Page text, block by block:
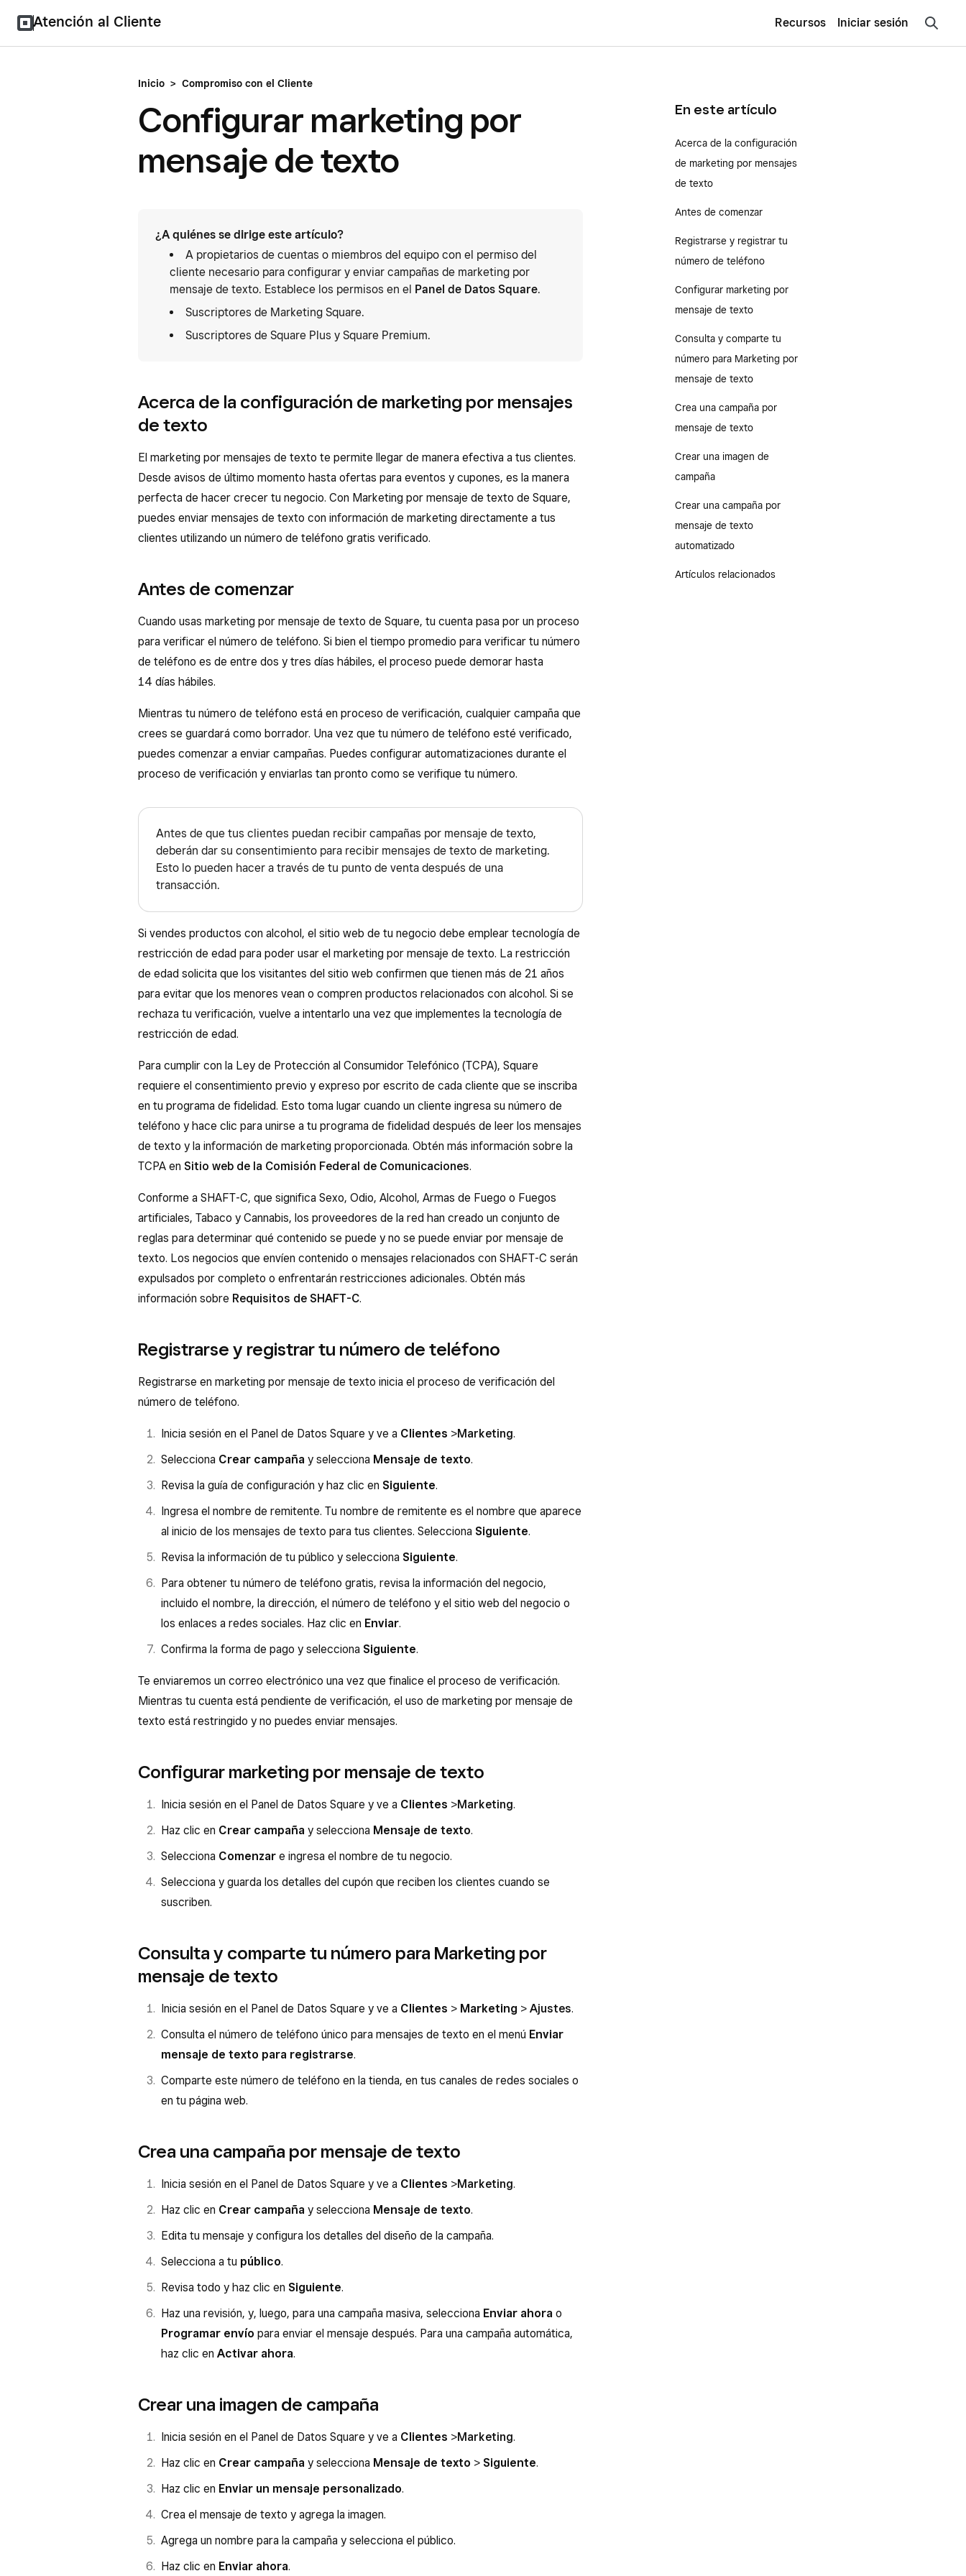
Atención al Cliente Recursos Iniciar sesión
Inicio > Compromiso con el Cliente
Configurar marketing por
mensaje de texto
¿A quiénes se dirige este artículo?
A propietarios de cuentas o miembros del equipo con el permiso del
cliente necesario para configurar y enviar campañas de marketing por
mensaje de texto. Establece los permisos en el Panel de Datos Square.
Suscriptores de Marketing Square.
Suscriptores de Square Plus y Square Premium.
Acerca de la configuración de marketing por mensajes
de texto
El marketing por mensajes de texto te permite llegar de manera efectiva a tus clientes.
Desde avisos de último momento hasta ofertas para eventos y cupones, es la manera
perfecta de hacer crecer tu negocio. Con Marketing por mensaje de texto de Square,
puedes enviar mensajes de texto con información de marketing directamente a tus
clientes utilizando un número de teléfono gratis verificado.
Antes de comenzar
Cuando usas marketing por mensaje de texto de Square, tu cuenta pasa por un proceso
para verificar el número de teléfono. Si bien el tiempo promedio para verificar tu número
de teléfono es de entre dos y tres días hábiles, el proceso puede demorar hasta
14 días hábiles.
Mientras tu número de teléfono está en proceso de verificación, cualquier campaña que
crees se guardará como borrador. Una vez que tu número de teléfono esté verificado,
puedes comenzar a enviar campañas. Puedes configurar automatizaciones durante el
proceso de verificación y enviarlas tan pronto como se verifique tu número.
Antes de que tus clientes puedan recibir campañas por mensaje de texto,
deberán dar su consentimiento para recibir mensajes de texto de marketing.
Esto lo pueden hacer a través de tu punto de venta después de una
transacción.
Si vendes productos con alcohol, el sitio web de tu negocio debe emplear tecnología de
restricción de edad para poder usar el marketing por mensaje de texto. La restricción
de edad solicita que los visitantes del sitio web confirmen que tienen más de 21 años
para evitar que los menores vean o compren productos relacionados con alcohol. Si se
rechaza tu verificación, vuelve a intentarlo una vez que implementes la tecnología de
restricción de edad.
Para cumplir con la Ley de Protección al Consumidor Telefónico (TCPA), Square
requiere el consentimiento previo y expreso por escrito de cada cliente que se inscriba
en tu programa de fidelidad. Esto toma lugar cuando un cliente ingresa su número de
teléfono y hace clic para unirse a tu programa de fidelidad después de leer los mensajes
de texto y la información de marketing proporcionada. Obtén más información sobre la
TCPA en Sitio web de la Comisión Federal de Comunicaciones.
Conforme a SHAFT-C, que significa Sexo, Odio, Alcohol, Armas de Fuego o Fuegos
artificiales, Tabaco y Cannabis, los proveedores de la red han creado un conjunto de
reglas para determinar qué contenido se puede y no se puede enviar por mensaje de
texto. Los negocios que envíen contenido o mensajes relacionados con SHAFT-C serán
expulsados por completo o enfrentarán restricciones adicionales. Obtén más
información sobre Requisitos de SHAFT-C.
Registrarse y registrar tu número de teléfono
Registrarse en marketing por mensaje de texto inicia el proceso de verificación del
número de teléfono.
Inicia sesión en el Panel de Datos Square y ve a Clientes >Marketing.
Selecciona Crear campaña y selecciona Mensaje de texto.
Revisa la guía de configuración y haz clic en Siguiente.
Ingresa el nombre de remitente. Tu nombre de remitente es el nombre que aparece
al inicio de los mensajes de texto para tus clientes. Selecciona Siguiente.
Revisa la información de tu público y selecciona Siguiente.
Para obtener tu número de teléfono gratis, revisa la información del negocio,
incluido el nombre, la dirección, el número de teléfono y el sitio web del negocio o
los enlaces a redes sociales. Haz clic en Enviar.
Confirma la forma de pago y selecciona Siguiente.
Te enviaremos un correo electrónico una vez que finalice el proceso de verificación.
Mientras tu cuenta está pendiente de verificación, el uso de marketing por mensaje de
texto está restringido y no puedes enviar mensajes.
Configurar marketing por mensaje de texto
Inicia sesión en el Panel de Datos Square y ve a Clientes >Marketing.
Haz clic en Crear campaña y selecciona Mensaje de texto.
Selecciona Comenzar e ingresa el nombre de tu negocio.
Selecciona y guarda los detalles del cupón que reciben los clientes cuando se
suscriben.
Consulta y comparte tu número para Marketing por
mensaje de texto
Inicia sesión en el Panel de Datos Square y ve a Clientes > Marketing > Ajustes.
Consulta el número de teléfono único para mensajes de texto en el menú Enviar
mensaje de texto para registrarse.
Comparte este número de teléfono en la tienda, en tus canales de redes sociales o
en tu página web.
Crea una campaña por mensaje de texto
Inicia sesión en el Panel de Datos Square y ve a Clientes >Marketing.
Haz clic en Crear campaña y selecciona Mensaje de texto.
Edita tu mensaje y configura los detalles del diseño de la campaña.
Selecciona a tu público.
Revisa todo y haz clic en Siguiente.
Haz una revisión, y, luego, para una campaña masiva, selecciona Enviar ahora o
Programar envío para enviar el mensaje después. Para una campaña automática,
haz clic en Activar ahora.
Crear una imagen de campaña
Inicia sesión en el Panel de Datos Square y ve a Clientes >Marketing.
Haz clic en Crear campaña y selecciona Mensaje de texto > Siguiente.
Haz clic en Enviar un mensaje personalizado.
Crea el mensaje de texto y agrega la imagen.
Agrega un nombre para la campaña y selecciona el público.
Haz clic en Enviar ahora.
En este artículo
Acerca de la configuración
de marketing por mensajes
de texto
Antes de comenzar
Registrarse y registrar tu
número de teléfono
Configurar marketing por
mensaje de texto
Consulta y comparte tu
número para Marketing por
mensaje de texto
Crea una campaña por
mensaje de texto
Crear una imagen de
campaña
Crear una campaña por
mensaje de texto
automatizado
Artículos relacionados